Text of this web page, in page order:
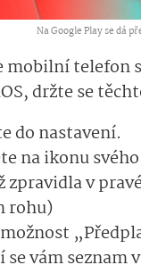
Na Google Play se dá
mobilní telefon
držte se
do nastavení.
na ikonu
zpravidla v
rohu)
se vám seznam